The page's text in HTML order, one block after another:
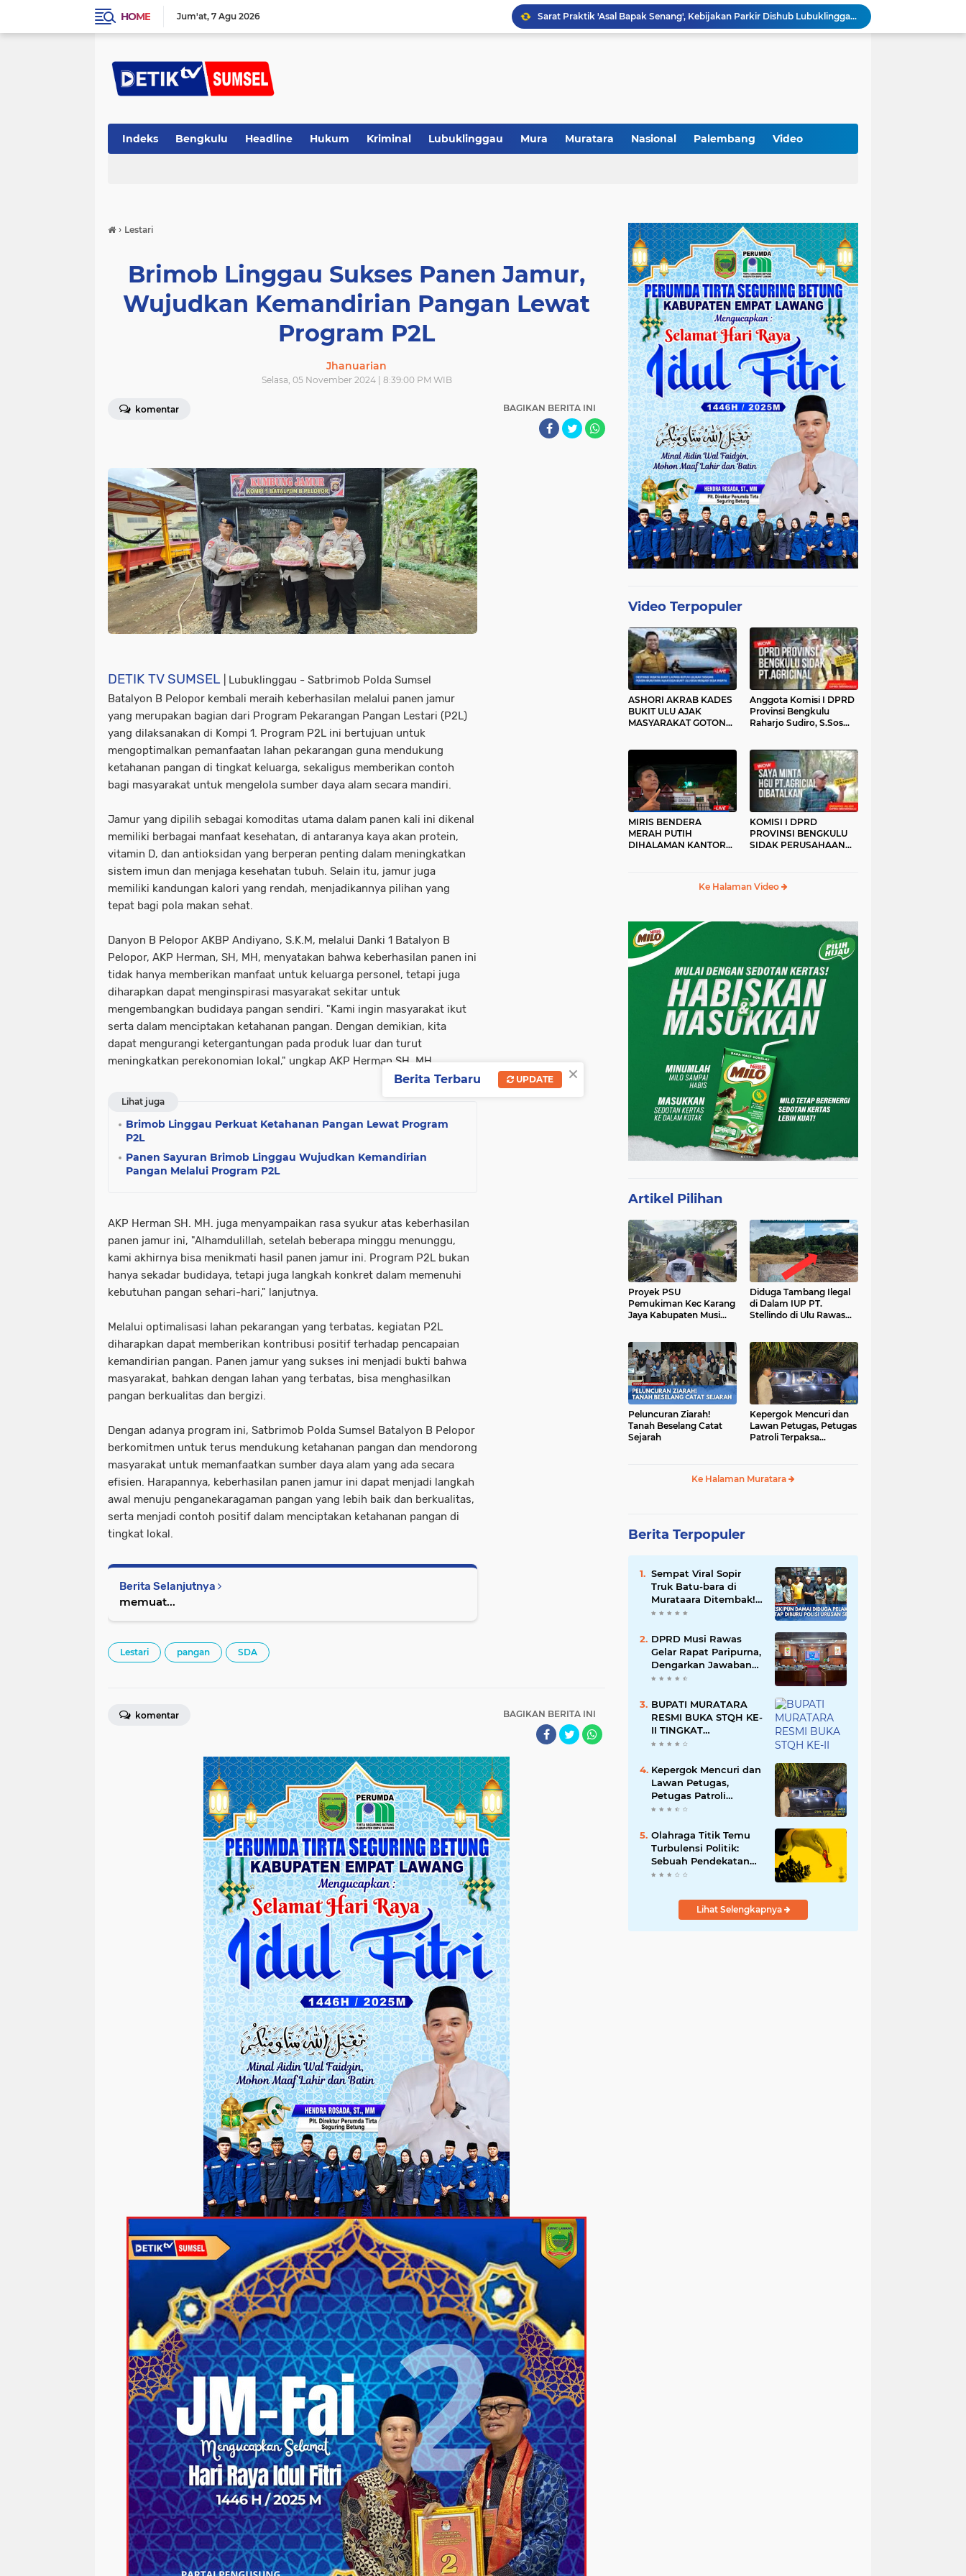
HOME Jum'at 7 Agu 2026
Sarat Praktik 'Asal Bapak Senang', Kebijakan Parkir Dishub Lubuklinggau Menuai Sorotan Tajam
Lantik Pejabat Baru, JM Bupati Empat Lawang: Jabatan Adalah Amanah, Segera Berinovasi Demi Empat Lawang MADANI!
Di Balik Aksi dan Narasi Kericuhan: Memahami Manifesto Perjuangan Cipayung Plus Kota Lubuk Linggau
Indeks Bengkulu Headline Hukum Kriminal Lubuklinggau Mura Muratara Nasional Palembang Video
› Lestari
Brimob Linggau Sukses Panen Jamur,
Wujudkan Kemandirian Pangan Lewat
Program P2L
Jhanuarian
Selasa, 05 November 2024 | 8:39:00 PM WIB
komentar BAGIKAN BERITA INI
DETIK TV SUMSEL | Lubuklinggau - Satbrimob Polda Sumsel
Batalyon B Pelopor kembali meraih keberhasilan melalui panen jamur
yang merupakan bagian dari Program Pekarangan Pangan Lestari (P2L)
yang dilaksanakan di Kompi 1. Program P2L ini bertujuan untuk
mengoptimalkan pemanfaatan lahan pekarangan guna mendukung
ketahanan pangan di tingkat keluarga, sekaligus memberikan contoh
bagi masyarakat untuk mengelola sumber daya alam secara mandiri.
Jamur yang dipilih sebagai komoditas utama dalam panen kali ini dikenal
memiliki berbagai manfaat kesehatan, di antaranya kaya akan protein,
vitamin D, dan antioksidan yang berperan penting dalam meningkatkan
sistem imun dan menjaga kesehatan tubuh. Selain itu, jamur juga
memiliki kandungan kalori yang rendah, menjadikannya pilihan yang
tepat bagi pola makan sehat.
Danyon B Pelopor AKBP Andiyano, S.K.M, melalui Danki 1 Batalyon B
Pelopor, AKP Herman, SH, MH, menyatakan bahwa keberhasilan panen ini
tidak hanya memberikan manfaat untuk keluarga personel, tetapi juga
diharapkan dapat menginspirasi masyarakat sekitar untuk
mengembangkan budidaya pangan sendiri. "Kami ingin masyarakat ikut
serta dalam menciptakan ketahanan pangan. Dengan demikian, kita
dapat mengurangi ketergantungan pada produk luar dan turut
meningkatkan perekonomian lokal," ungkap AKP Herman SH. MH.
Lihat juga
Brimob Linggau Perkuat Ketahanan Pangan Lewat Program
P2L
Panen Sayuran Brimob Linggau Wujudkan Kemandirian
Pangan Melalui Program P2L
AKP Herman SH. MH. juga menyampaikan rasa syukur atas keberhasilan
panen jamur ini, "Alhamdulillah, setelah beberapa minggu menunggu,
kami akhirnya bisa menikmati hasil panen jamur ini. Program P2L bukan
hanya sekadar budidaya, tetapi juga langkah konkret dalam memenuhi
kebutuhan pangan sehari-hari," lanjutnya.
Melalui optimalisasi lahan pekarangan yang terbatas, kegiatan P2L
diharapkan dapat memberikan kontribusi positif terhadap pencapaian
kemandirian pangan. Panen jamur yang sukses ini menjadi bukti bahwa
masyarakat, bahkan dengan lahan yang terbatas, bisa menghasilkan
pangan berkualitas dan bergizi.
Dengan adanya program ini, Satbrimob Polda Sumsel Batalyon B Pelopor
berkomitmen untuk terus mendukung ketahanan pangan dan mendorong
masyarakat untuk memanfaatkan sumber daya alam yang ada secara
efisien. Harapannya, keberhasilan panen jamur ini dapat menjadi langkah
awal menuju penganekaragaman pangan yang lebih baik dan berkualitas,
serta menjadi contoh positif dalam menciptakan ketahanan pangan di
tingkat lokal.
Berita Selanjutnya
memuat...
Lestari pangan SDA
BAGIKAN BERITA INI
komentar
Video Terpopuler
ASHORI AKRAB KADES
BUKIT ULU AJAK
MASYARAKAT GOTONG
Anggota Komisi I DPRD
Provinsi Bengkulu
Raharjo Sudiro, S.Sos
MIRIS BENDERA
MERAH PUTIH
DIHALAMAN KANTOR
KOMISI I DPRD
PROVINSI BENGKULU
SIDAK PERUSAHAAN
Ke Halaman Video
Artikel Pilihan
Proyek PSU
Pemukiman Kec Karang
Jaya Kabupaten Musi
Diduga Tambang Ilegal
di Dalam IUP PT.
Stellindo di Ulu Rawas
Peluncuran Ziarah!
Tanah Beselang Catat
Sejarah
Kepergok Mencuri dan
Lawan Petugas, Petugas
Patroli Terpaksa
Ke Halaman Muratara
Berita Terpopuler
Sempat Viral Sopir
Truk Batu-bara di
Murataara Ditembak!
Namun Dikabarkan
DPRD Musi Rawas
Gelar Rapat Paripurna,
Dengarkan Jawaban
Eksekutif Atas 4
BUPATI MURATARA
RESMI BUKA STQH KE-
II TINGKAT
KABUPATEN
Kepergok Mencuri dan
Lawan Petugas,
Petugas Patroli
Terpaksa Lumpuhkan
Olahraga Titik Temu
Turbulensi Politik:
Sebuah Pendekatan
Batalnya Tuan Rumah
Lihat Selengkapnya
×
Berita Terbaru UPDATE